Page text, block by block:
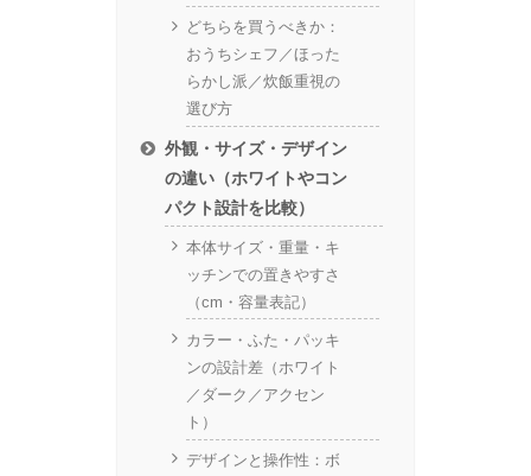
どちらを買うべきか：
おうちシェフ／ほった
らかし派／炊飯重視の
選び方
外観・サイズ・デザイン
の違い（ホワイトやコン
パクト設計を比較）
本体サイズ・重量・キ
ッチンでの置きやすさ
（cm・容量表記）
カラー・ふた・パッキ
ンの設計差（ホワイト
／ダーク／アクセン
ト）
デザインと操作性：ボ